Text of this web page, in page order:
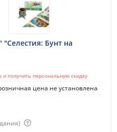
"Селестия: Бунт на
и получить персональную скидку
цена не установлена